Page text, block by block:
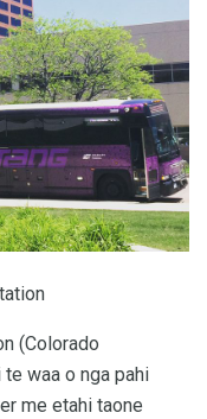
(Colorado
waa o nga pahi
me etahi taone